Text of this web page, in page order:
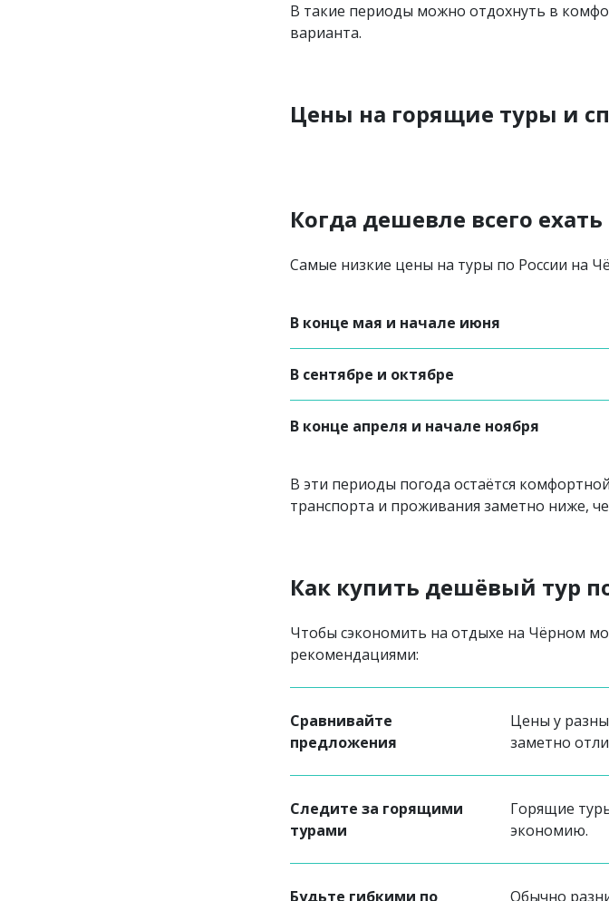
В такие периоды можно отдохнуть в
варианта.
Цены на горящие туры и
Когда дешевле всего
Самые низкие цены на туры по России на
В конце мая и начале июня
В сентябре и октябре
В конце апреля и начале ноября
В эти периоды погода остаётся
транспорта и проживания заметно ниже,
Как купить дешёвый тур
Чтобы сэкономить на отдыхе на Чёрном
рекомендациями:
Сравнивайте
предложения
Цены у
заметно
Следите за горящими
турами
Горящие
экономию.
Будьте гибкими по Обычно